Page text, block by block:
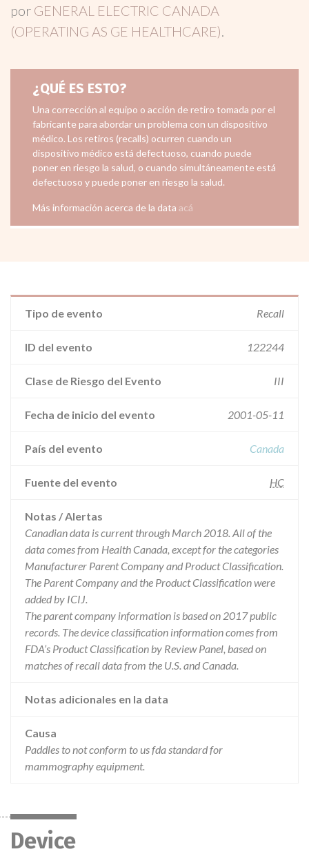
por GENERAL ELECTRIC CANADA
(OPERATING AS GE HEALTHCARE).
¿QUÉ ES ESTO?
Una corrección al equipo o acción de retiro tomada por el
fabricante para abordar un problema con un dispositivo
médico. Los retiros (recalls) ocurren cuando un
dispositivo médico está defectuoso, cuando puede
poner en riesgo la salud, o cuando simultáneamente está
defectuoso y puede poner en riesgo la salud.
Más información acerca de la data acá
Tipo de evento Recall
ID del evento 122244
Clase de Riesgo del Evento III
Fecha de inicio del evento 2001-05-11
País del evento Canada
Fuente del evento HC
Notas / Alertas
Canadian data is current through March 2018. All of the
data comes from Health Canada, except for the categories
Manufacturer Parent Company and Product Classification.
The Parent Company and the Product Classification were
added by ICIJ.
The parent company information is based on 2017 public
records. The device classification information comes from
FDA’s Product Classification by Review Panel, based on
matches of recall data from the U.S. and Canada.
Notas adicionales en la data
Causa
Paddles to not conform to us fda standard for
mammography equipment.
Device